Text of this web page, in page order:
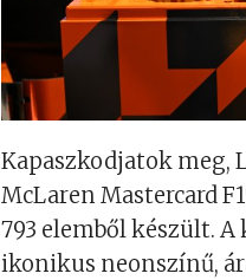
Kapaszkodjatok meg,
McLaren Mastercard
793 elemből készült.
ikonikus neonszínű,